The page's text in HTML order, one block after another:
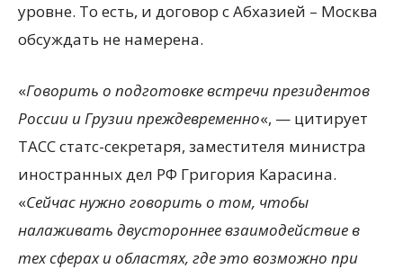
уровне. То есть, и договор с Абхазией – Москва
обсуждать не намерена.
«Говорить о подготовке встречи президентов
России и Грузии преждевременно«, — цитирует
ТАСС статс-секретаря, заместителя министра
иностранных дел РФ Григория Карасина.
«Сейчас нужно говорить о том, чтобы
налаживать двустороннее взаимодействие в
тех сферах и областях, где это возможно при